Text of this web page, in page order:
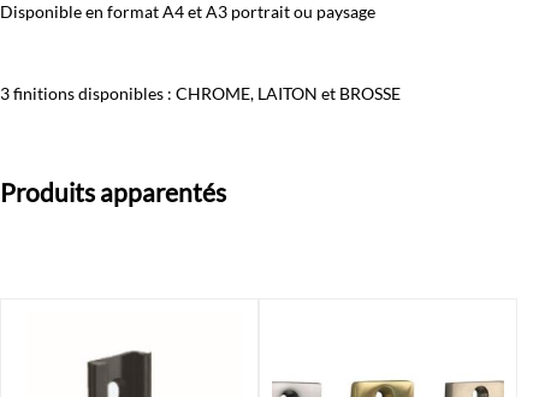
Disponible en format A4 et A3 portrait ou paysage
3 finitions disponibles : CHROME, LAITON et BROSSE
Produits apparentés